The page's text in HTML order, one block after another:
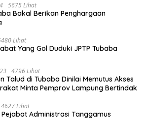
5675 Lihat
Bakal Berikan Penghargaan
Lihat
Yang Gol Duduki JPTP Tubaba
4796 Lihat
Talud di Tubaba Dinilai Memutus Akses
Minta Pemprov Lampung Bertindak
4627 Lihat
Administrasi Tanggamus